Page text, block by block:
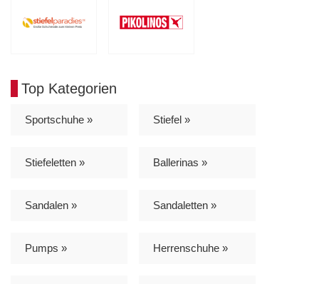
Top Kategorien
Sportschuhe » Stiefel »
Stiefeletten » Ballerinas »
Sandalen » Sandaletten »
Pumps » Herrenschuhe »